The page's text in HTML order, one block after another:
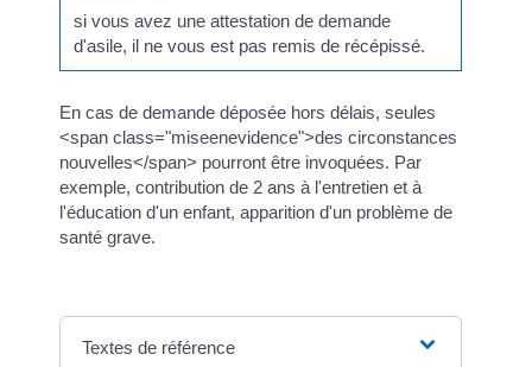
si vous avez une attestation de demande
d'asile, il ne vous est pas remis de récépissé.
En cas de demande déposée hors délais, seules
<span class="miseenevidence">des circonstances
nouvelles</span> pourront être invoquées. Par
exemple, contribution de 2 ans à l'entretien et à
l'éducation d'un enfant, apparition d'un problème de
santé grave.
Textes de référence